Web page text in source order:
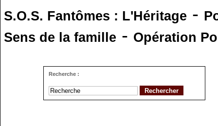
S.O.S. Fantômes : L'Héritage -
Sens de la famille - Opération
Recherche :